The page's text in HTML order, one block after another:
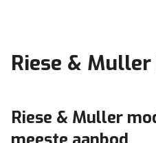
Riese &
Riese & Muller